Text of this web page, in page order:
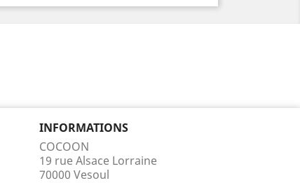
INFORMATIONS
COCOON
19 rue Alsace Lorraine
70000 Vesoul